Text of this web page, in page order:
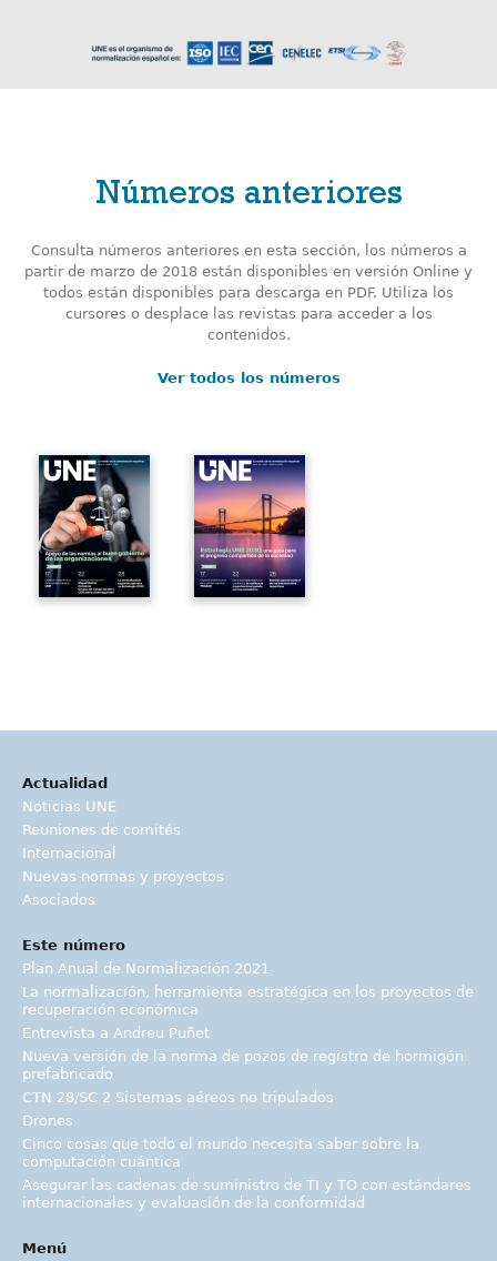
Números anteriores
Consulta números anteriores en esta sección, los números a
partir de marzo de 2018 están disponibles en versión Online y
todos están disponibles para descarga en PDF. Utiliza los
cursores o desplace las revistas para acceder a los
contenidos.
Ver todos los números
Actualidad
Noticias UNE
Reuniones de comités
Internacional
Nuevas normas y proyectos
Asociados
Este número
Plan Anual de Normalización 2021
La normalización, herramienta estratégica en los proyectos de
recuperación económica
Entrevista a Andreu Puñet
Nueva versión de la norma de pozos de registro de hormigón
prefabricado
CTN 28/SC 2 Sistemas aéreos no tripulados
Drones
Cinco cosas que todo el mundo necesita saber sobre la
computación cuántica
Asegurar las cadenas de suministro de TI y TO con estándares
internacionales y evaluación de la conformidad
Menú